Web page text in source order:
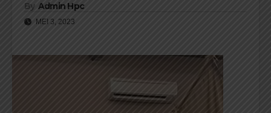
By Admin Hpc
MEI 3, 2023